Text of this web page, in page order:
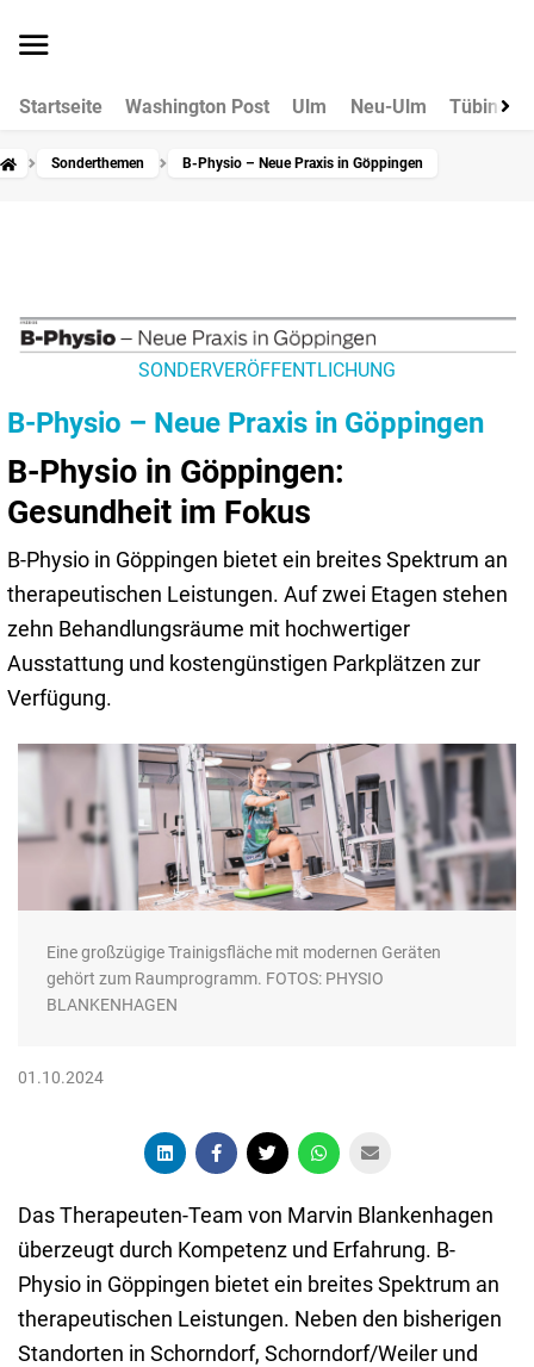
Startseite Washington Post Ulm Neu-Ulm Tübingen
Sonderthemen B-Physio – Neue Praxis in Göppingen
SONDERVERÖFFENTLICHUNG
B-Physio – Neue Praxis in Göppingen
B-Physio in Göppingen:
Gesundheit im Fokus
B-Physio in Göppingen bietet ein breites Spektrum an
therapeutischen Leistungen. Auf zwei Etagen stehen
zehn Behandlungsräume mit hochwertiger
Ausstattung und kostengünstigen Parkplätzen zur
Verfügung.
Eine großzügige Trainigsfläche mit modernen Geräten
gehört zum Raumprogramm. FOTOS: PHYSIO
BLANKENHAGEN
01.10.2024
Das Therapeuten-Team von Marvin Blankenhagen
überzeugt durch Kompetenz und Erfahrung. B-
Physio in Göppingen bietet ein breites Spektrum an
therapeutischen Leistungen. Neben den bisherigen
Standorten in Schorndorf, Schorndorf/Weiler und